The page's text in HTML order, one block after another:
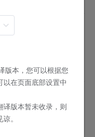
级7以上/魔法师族）的
送入墓地发动。
]×400伤害。
陷阱 通常
手怪兽的攻击破坏时，
版本，您可以根据您
在页面底部设置中
译版本暂未收录，则
。